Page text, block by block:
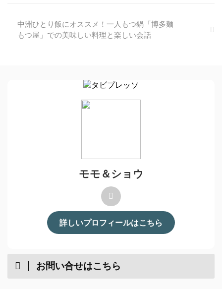
中洲ひとり飯にオススメ！一人もつ鍋「博多麺
もつ屋」での美味しい料理と楽しい会話
モモ＆ショウ
詳しいプロフィールはこちら
お問い合せはこちら